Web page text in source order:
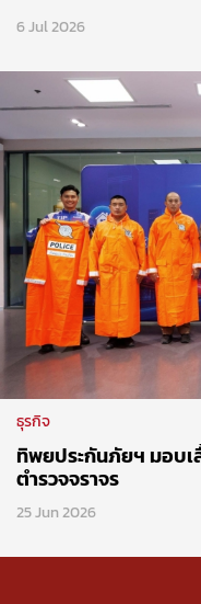
6 Jul 2026
ธุรกิจ
ทิพยประกันภัยฯ มอบเ
ตำรวจจราจร
25 Jun 2026